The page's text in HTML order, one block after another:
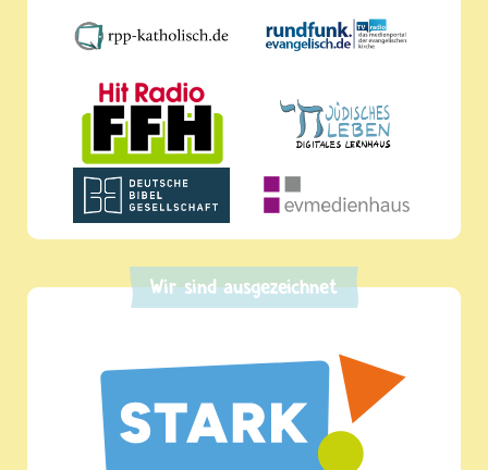
Wir sind ausgezeichnet